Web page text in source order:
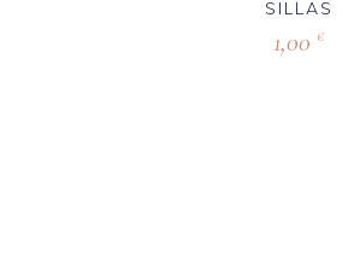
SILLAS
1,00 €